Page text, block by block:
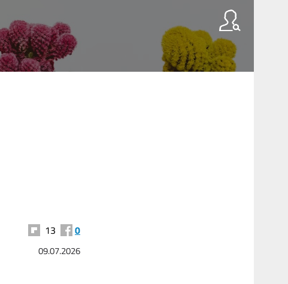
13 0
09.07.2026